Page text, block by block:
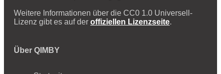
Weitere Informationen über die CC0 1.0 Universell-
Lizenz gibt es auf der offiziellen Lizenzseite.
Über QIMBY